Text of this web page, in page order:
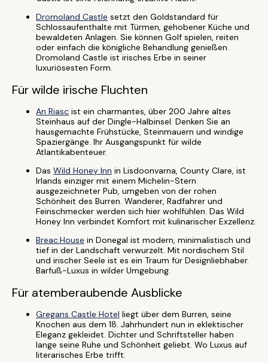
Dromoland Castle setzt den Goldstandard für
Schlossaufenthalte mit Türmen, gehobener Küche und
bewaldeten Anlagen. Sie können Golf spielen, reiten
oder einfach die königliche Behandlung genießen.
Dromoland Castle ist irisches Erbe in seiner
luxuriösesten Form.
Für wilde irische Fluchten
An Riasc ist ein charmantes, über 200 Jahre altes
Steinhaus auf der Dingle-Halbinsel. Denken Sie an
hausgemachte Frühstücke, Steinmauern und windige
Spaziergänge. Ihr Ausgangspunkt für wilde
Atlantikabenteuer.
Das Wild Honey Inn in Lisdoonvarna, County Clare, ist
Irlands einziger mit einem Michelin-Stern
ausgezeichneter Pub, umgeben von der rohen
Schönheit des Burren. Wanderer, Radfahrer und
Feinschmecker werden sich hier wohlfühlen. Das Wild
Honey Inn verbindet Komfort mit kulinarischer Exzellenz.
Breac.House in Donegal ist modern, minimalistisch und
tief in der Landschaft verwurzelt. Mit nordischem Stil
und irischer Seele ist es ein Traum für Designliebhaber.
Barfuß-Luxus in wilder Umgebung.
Für atemberaubende Ausblicke
Gregans Castle Hotel liegt über dem Burren, seine
Knochen aus dem 18. Jahrhundert nun in eklektischer
Eleganz gekleidet. Dichter und Schriftsteller haben
lange seine Ruhe und Schönheit geliebt. Wo Luxus auf
literarisches Erbe trifft.